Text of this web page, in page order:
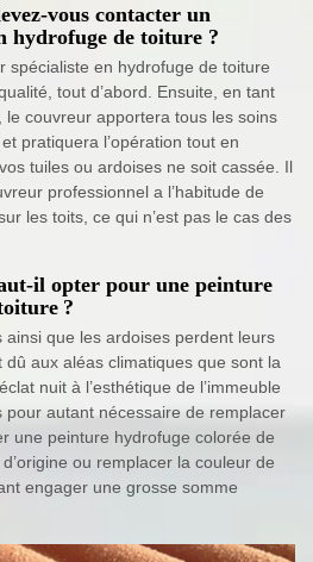
vous contacter un
hydrofuge de toiture ?
spécialiste en hydrofuge de toiture
tout d’abord. Ensuite, en tant
le couvreur apportera tous les soins
pratiquera l’opération tout en
tuiles ou ardoises ne soit cassée. Il
professionnel a l’habitude de
les toits, ce qui n’est pas le cas des
il opter pour une peinture
?
ainsi que les ardoises perdent leurs
dû aux aléas climatiques que sont la
nuit à l’esthétique de l’immeuble
pour autant nécessaire de remplacer
une peinture hydrofuge colorée de
ou remplacer la couleur de
engager une grosse somme